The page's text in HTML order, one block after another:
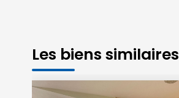
Les biens similaires